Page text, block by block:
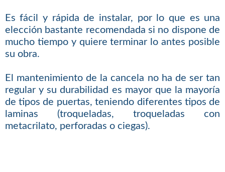
Es fácil y rápida de instalar, por lo que es una
elección bastante recomendada si no dispone de
mucho tiempo y quiere terminar lo antes posible
su obra.
El mantenimiento de la cancela no ha de ser tan
regular y su durabilidad es mayor que la mayoría
de tipos de puertas, teniendo diferentes tipos de
laminas (troqueladas, troqueladas con
metacrilato, perforadas o ciegas).